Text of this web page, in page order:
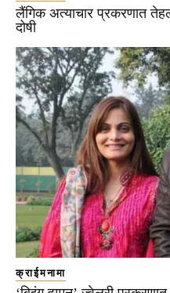
लैंगिक अत्याचार प्रकरणात
दोषी
क्राईमनामा